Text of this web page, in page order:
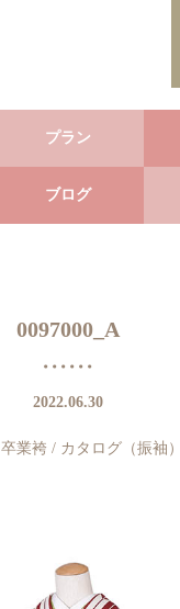
プラン
ブログ
0097000_A
2022.06.30
卒業袴 / カタログ（振袖）